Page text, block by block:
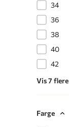
34
36
38
40
42
Vis 7 flere
Farge